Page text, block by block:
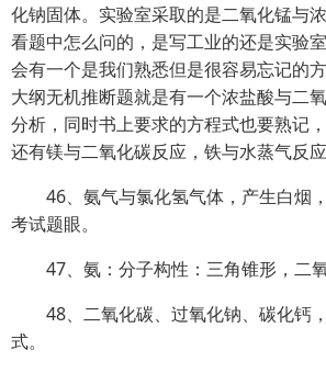
化钠固体。实验室采取的是二氧化锰与
看题中怎么问的，是写工业的还是实验
会有一个是我们熟悉但是很容易忘记的
大纲无机推断题就是有一个浓盐酸与二
分析，同时书上要求的方程式也要熟记
还有镁与二氧化碳反应，铁与水蒸气反
46、氨气与氯化氢气体，产生白烟
考试题眼。
47、氨：分子构性：三角锥形，二
48、二氧化碳、过氧化钠、碳化钙
式。